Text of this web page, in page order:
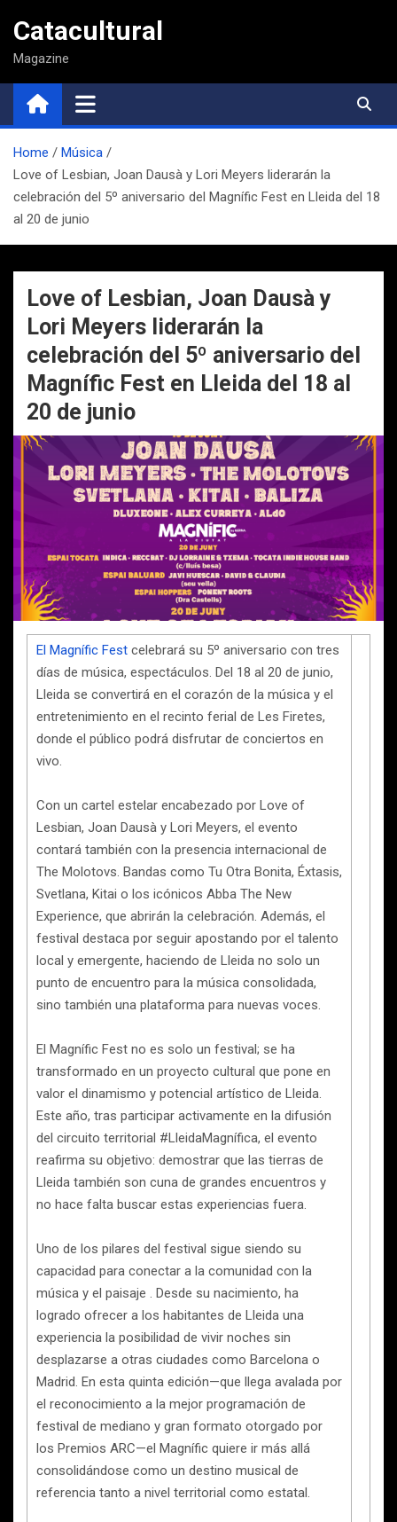
contenido
Catacultural
Magazine
Home
Música
Love of Lesbian, Joan Dausà y Lori Meyers liderarán la
celebración del 5º aniversario del Magnífic Fest en Lleida del 18
al 20 de junio
Love of Lesbian, Joan Dausà y
Lori Meyers liderarán la
celebración del 5º aniversario del
Magnífic Fest en Lleida del 18 al
20 de junio
El Magnífic Fest celebrará su 5º aniversario con tres
días de música, espectáculos. Del 18 al 20 de junio,
Lleida se convertirá en el corazón de la música y el
entretenimiento en el recinto ferial de Les Firetes,
donde el público podrá disfrutar de conciertos en
vivo.
Con un cartel estelar encabezado por Love of
Lesbian, Joan Dausà y Lori Meyers, el evento
contará también con la presencia internacional de
The Molotovs. Bandas como Tu Otra Bonita, Éxtasis,
Svetlana, Kitai o los icónicos Abba The New
Experience, que abrirán la celebración. Además, el
festival destaca por seguir apostando por el talento
local y emergente, haciendo de Lleida no solo un
punto de encuentro para la música consolidada,
sino también una plataforma para nuevas voces.
El Magnífic Fest no es solo un festival; se ha
transformado en un proyecto cultural que pone en
valor el dinamismo y potencial artístico de Lleida.
Este año, tras participar activamente en la difusión
del circuito territorial #LleidaMagnífica, el evento
reafirma su objetivo: demostrar que las tierras de
Lleida también son cuna de grandes encuentros y
no hace falta buscar estas experiencias fuera.
Uno de los pilares del festival sigue siendo su
capacidad para conectar a la comunidad con la
música y el paisaje . Desde su nacimiento, ha
logrado ofrecer a los habitantes de Lleida una
experiencia la posibilidad de vivir noches sin
desplazarse a otras ciudades como Barcelona o
Madrid. En esta quinta edición—que llega avalada por
el reconocimiento a la mejor programación de
festival de mediano y gran formato otorgado por
los Premios ARC—el Magnífic quiere ir más allá
consolidándose como un destino musical de
referencia tanto a nivel territorial como estatal.